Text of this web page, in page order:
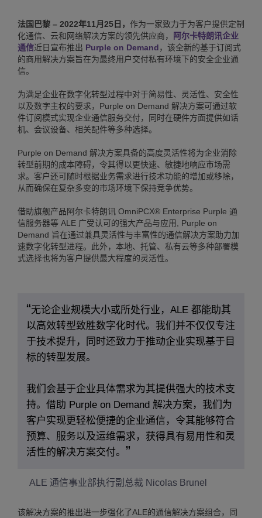
法国巴黎 – 2022年11月25日， 作为一家致力于为客户提供定制
化通信、云和网络解决方案的领先供应商，
阿尔卡特朗讯企业
通信近日宣布推出 Purple on Demand，该全新的基于订阅式
的商用解决方案旨在为最终用户交付私有环境下的安全企业通
信。
为满足企业在数字化转型过程中对于简易性、灵活性、安全性
以及数字主权的要求，Purple on Demand 解决方案可通过软
件订阅模式实现企业通信服务交付，同时在硬件方面提供如话
机、会议设备、相关配件等多种选择。
Purple on Demand 解决方案具备的高度灵活性将为企业消除
转型前期的成本障碍，令其得以更快速、敏捷地响应市场需
求。客户还可随时根据业务需求进行技术功能的增加或移除，
从而确保在复杂多变的市场环境下保持竞争优势。
借助旗舰产品阿尔卡特朗讯 OmniPCX® Enterprise Purple 通
信服务器等 ALE 广受认可的强大产品与应用, Purple on
Demand 旨在通过兼具灵活性与丰富性的通信解决方案助力加
速数字化转型进程。此外，本地、托管、私有云等多种部署模
式选择也将为客户提供最大程度的灵活性。
无论企业规模大小或所处行业，ALE 都能助其
以高效转型致胜数字化时代。我们并不仅仅专注
于技术提升，同时还致力于推动企业实现基于目
标的转型发展。
我们会基于企业具体需求为其提供强大的技术支
持。借助 Purple on Demand 解决方案，我们为
客户实现更轻松便捷的企业通信，令其能够符合
预算、服务以及运维需求，获得具有易用性和灵
活性的解决方案交付。
ALE 通信事业部执行副总裁 Nicolas Brunel
该解决方案的推出进一步强化了ALE的通信解决方案组合，同